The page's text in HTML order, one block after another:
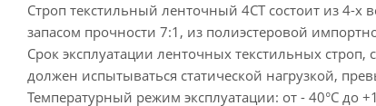
Строп текстильный ленточный 4СТ состоит из 4-х
запасом прочности 7:1, из полиэстеровой
Срок эксплуатации ленточных текстильных
должен испытываться статической нагрузкой,
Температурный режим эксплуатации: от - 40°С до